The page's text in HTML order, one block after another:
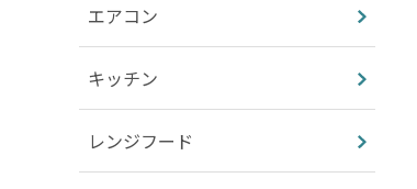
エアコン
キッチン
レンジフード